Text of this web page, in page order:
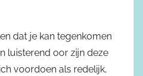
dat je kan tegenkomen
luisterend oor zijn deze
voordoen als redelijk,